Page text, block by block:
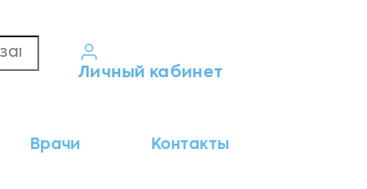
Личный кабинет
Врачи
Контакты